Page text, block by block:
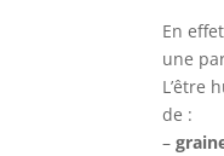
En
une
L’être
de :
–